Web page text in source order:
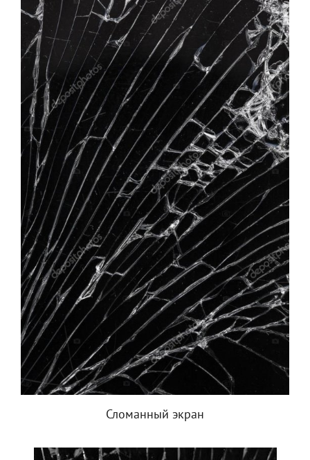
Сломанный экран